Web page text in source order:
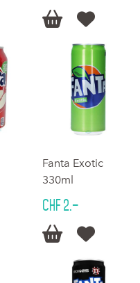
 
Fanta Exotic
330ml
CHF 2.–
 